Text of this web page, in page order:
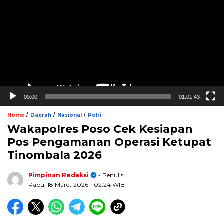
00:00 01:01:43
Home / Daerah / Nasional / Polri
Wakapolres Poso Cek Kesiapan
Pos Pengamanan Operasi Ketupat
Tinombala 2026
Pimpinan Redaksi
- Penulis
Rabu, 18 Maret 2026 - 02:24 WIB